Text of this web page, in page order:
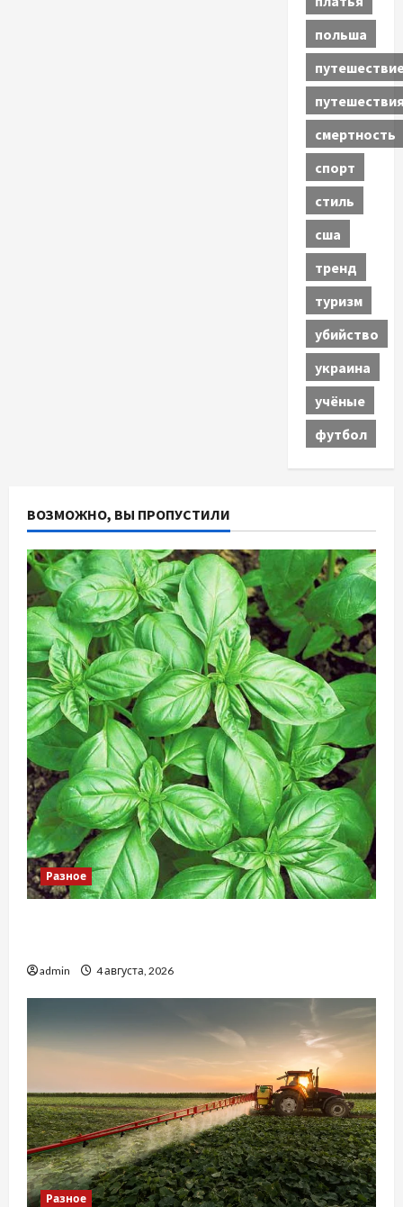
польша
смертность
спорт
стиль
сша
тренд
туризм
убийство
украина
учёные
футбол
ВОЗМОЖНО, ВЫ ПРОПУСТИЛИ
Разное
admin 4 августа, 2026
Разное